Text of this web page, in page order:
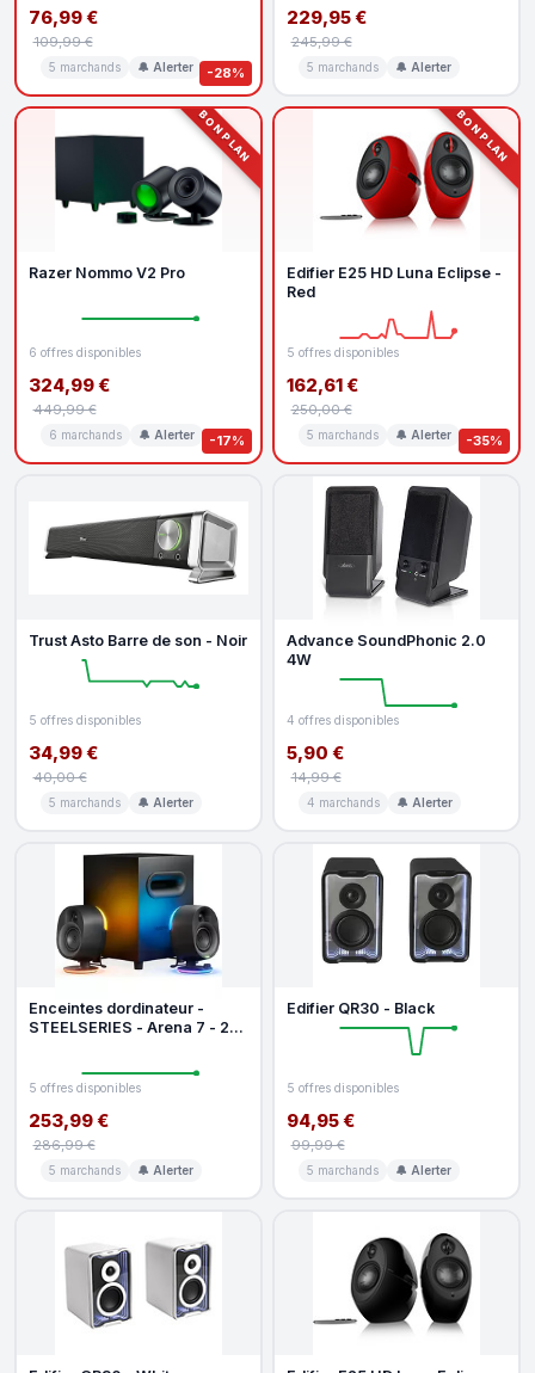
-28%
76,99 €
109,99 €
5 marchands 🔔 Alerter
229,95 €
245,99 €
5 marchands 🔔 Alerter
BON PLAN
-17%
Razer Nommo V2 Pro
6 offres disponibles
324,99 €
449,99 €
6 marchands 🔔 Alerter
BON PLAN
-35%
Edifier E25 HD Luna Eclipse -
Red
5 offres disponibles
162,61 €
250,00 €
5 marchands 🔔 Alerter
Trust Asto Barre de son - Noir
5 offres disponibles
34,99 €
40,00 €
5 marchands 🔔 Alerter
Advance SoundPhonic 2.0
4W
4 offres disponibles
5,90 €
14,99 €
4 marchands 🔔 Alerter
Enceintes dordinateur -
STEELSERIES - Arena 7 - 2-
5 offres disponibles
253,99 €
286,99 €
5 marchands 🔔 Alerter
Edifier QR30 - Black
5 offres disponibles
94,95 €
99,99 €
5 marchands 🔔 Alerter